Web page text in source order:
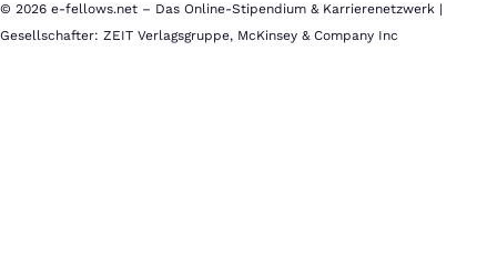
© 2026 e-fellows.net – Das Online-Stipendium & Karrierenetzwerk |
Gesellschafter: ZEIT Verlagsgruppe, McKinsey & Company Inc